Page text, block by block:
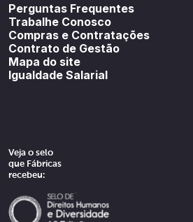
Perguntas Frequentes
Trabalhe Conosco
Compras e Contratações
Contrato de Gestão
Mapa do site
Igualdade Salarial
Veja o selo
que Fábricas
recebeu: